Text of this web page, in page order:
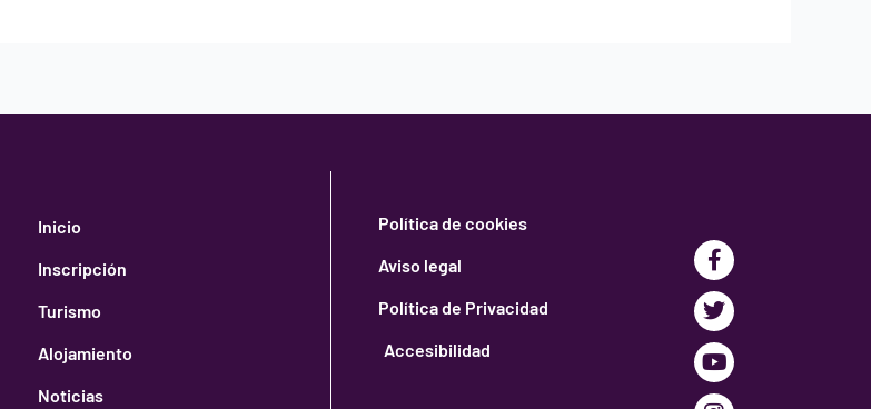
Inicio
Inscripción
Turismo
Alojamiento
Noticias
Política de cookies
Aviso legal
Política de Privacidad
Accesibilidad
Facebook-
f
Twitter
Youtube
Instagram